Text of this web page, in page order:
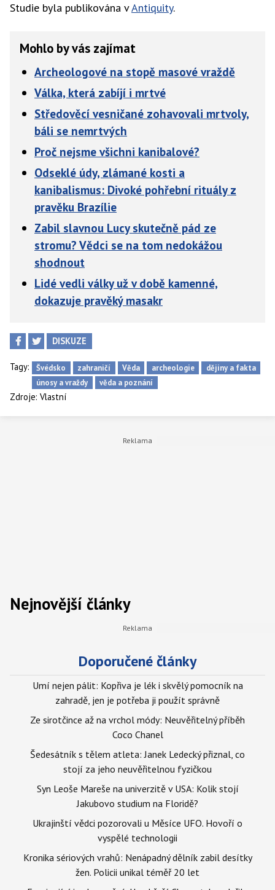
Studie byla publikována vAntiquity.
Mohlo by vás zajímat
Archeologové na stopě masové vraždě
Válka, která zabíjí i mrtvé
Středověcí vesničané zohavovali mrtvoly,
báli se nemrtvých
Proč nejsme všichni kanibalové?
Odseklé údy, zlámané kosti a
kanibalismus: Divoké pohřební rituály z
pravěku Brazílie
Zabil slavnou Lucy skutečně pád ze
stromu? Vědci se na tom nedokážou
shodnout
Lidé vedli války už v době kamenné,
dokazuje pravěký masakr
DISKUZE
Tagy: Švédsko zahraničí Věda archeologie
dějiny a fakta
únosy a vraždy
věda a poznání
Zdroje: Vlastní
Nejnovější články
Doporučené články
Umí nejen pálit: Kopřiva je lék i skvělý pomocník na
zahradě, jen je potřeba ji použít správně
Ze sirotčince až na vrchol módy: Neuvěřitelný příběh
Coco Chanel
Šedesátník s tělem atleta: Janek Ledecký přiznal, co
stojí za jeho neuvěřitelnou fyzičkou
Syn Leoše Mareše na univerzitě v USA: Kolik stojí
Jakubovo studium na Floridě?
Ukrajinští vědci pozorovali u Měsíce UFO. Hovoří o
vyspělé technologii
Kronika sériových vrahů: Nenápadný dělník zabil desítky
žen. Policii unikal téměř 20 let